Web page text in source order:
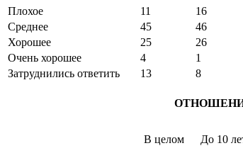
Плохое
11 16
Среднее
45 46
Хорошее
25 26
Очень хорошее
4 1
Затруднились ответить
13 8
В целом До 10